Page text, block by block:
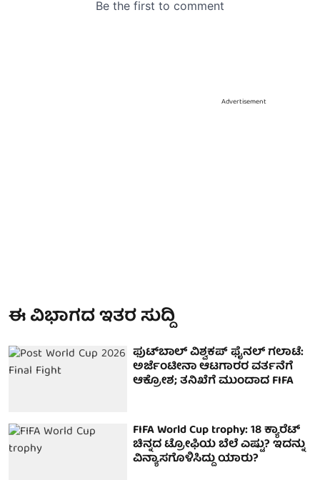
Advertisement
ಈ ವಿಭಾಗದ ಇತರ ಸುದ್ದಿ
ಫುಟ್‌ಬಾಲ್ ವಿಶ್ವಕಪ್ ಫೈನಲ್ ಗಲಾಟೆ:
ಅರ್ಜೆಂಟೀನಾ ಆಟಗಾರರ ವರ್ತನೆಗೆ
ಆಕ್ರೋಶ; ತನಿಖೆಗೆ ಮುಂದಾದ FIFA
FIFA World Cup trophy: 18 ಕ್ಯಾರೆಟ್
ಚಿನ್ನದ ಟ್ರೋಫಿಯ ಬೆಲೆ ಎಷ್ಟು? ಇದನ್ನು
ವಿನ್ಯಾಸಗೊಳಿಸಿದ್ದು ಯಾರು?